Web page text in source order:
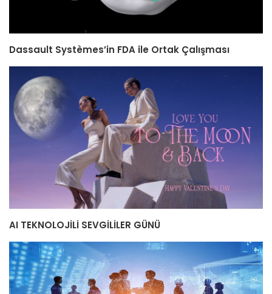
Dassault Systèmes’in FDA ile Ortak Çalışması
AI TEKNOLOJİLİ SEVGİLİLER GÜNÜ